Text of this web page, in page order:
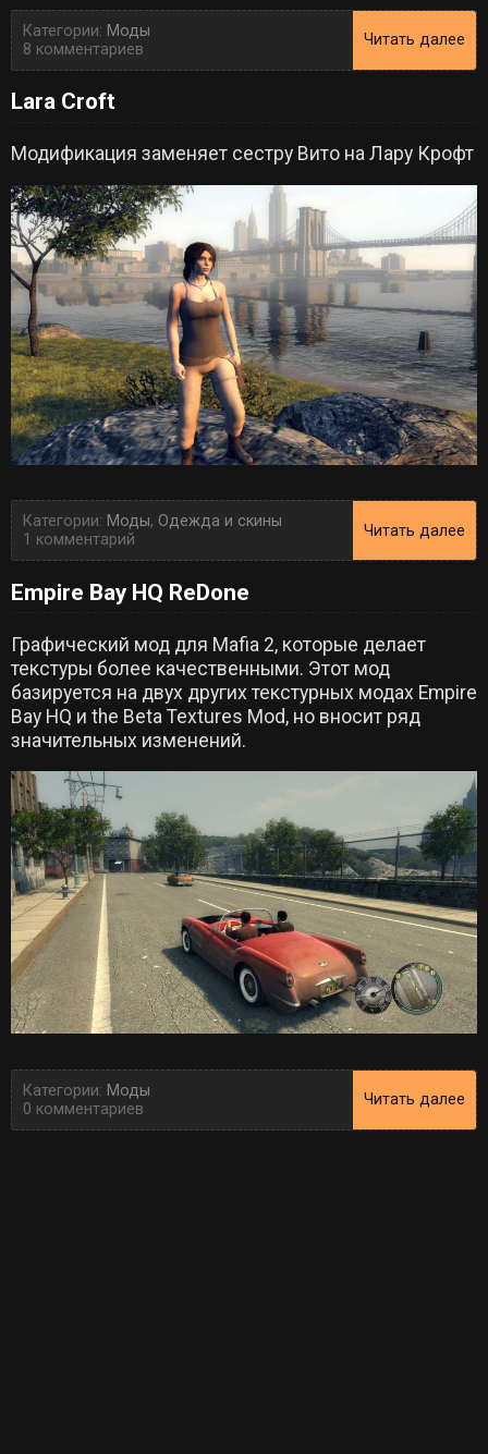
Категории: Моды
8 комментариев
Читать далее
Lara Croft
Модификация заменяет сестру Вито на Лару Крофт
Категории: Моды, Одежда и скины
1 комментарий
Читать далее
Empire Bay HQ ReDone
Графический мод для Mafia 2, которые делает
текстуры более качественными. Этот мод
базируется на двух других текстурных модах Empire
Bay HQ и the Beta Textures Mod, но вносит ряд
значительных изменений.
Категории: Моды
0 комментариев
Читать далее